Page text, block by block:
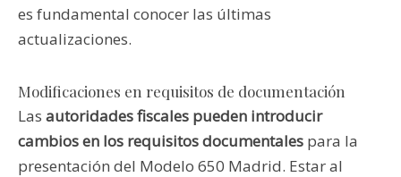
es fundamental conocer las últimas
actualizaciones.
Modificaciones en requisitos de documentación
Las autoridades fiscales pueden introducir
cambios en los requisitos documentales para la
presentación del Modelo 650 Madrid. Estar al